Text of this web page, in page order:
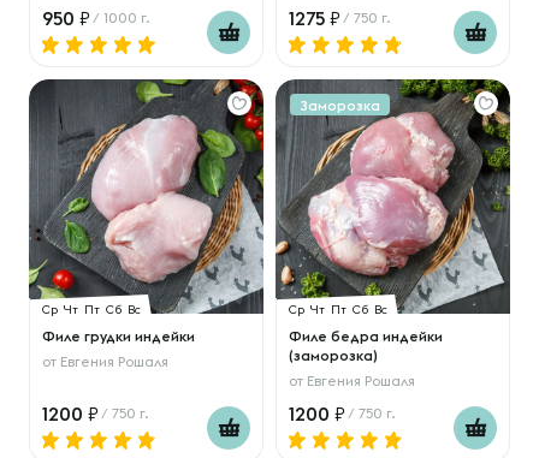
950 / 1000 г. 1275 / 750 г.
Ср Чт Пт Сб Вс
Филе грудки индейки
от Евгения Рошаля
1200 / 750 г.
Заморозка
Ср Чт Пт Сб Вс
Филе бедра индейки
(заморозка)
от Евгения Рошаля
1200 / 750 г.